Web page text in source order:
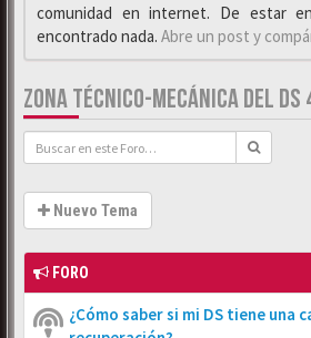
comunidad en internet. De estar
encontrado nada. Abre un post y
ZONA TÉCNICO-MECÁNICA DEL DS
Nuevo Tema
FORO
¿Cómo saber si mi DS tiene una